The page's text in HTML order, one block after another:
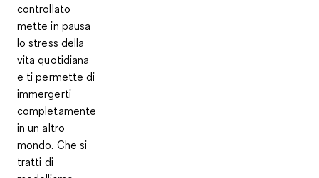
controllato
mette in pausa
lo stress della
vita quotidiana
e ti permette di
immergerti
completamente
in un altro
mondo. Che si
tratti di